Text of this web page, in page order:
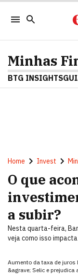
Minhas
BTG INSIGHTS
Home Invest
O que
a subir?
Nesta quarta-feira,
veja como isso
Aumento da taxa de juros
&agrave; Selic e prejudica